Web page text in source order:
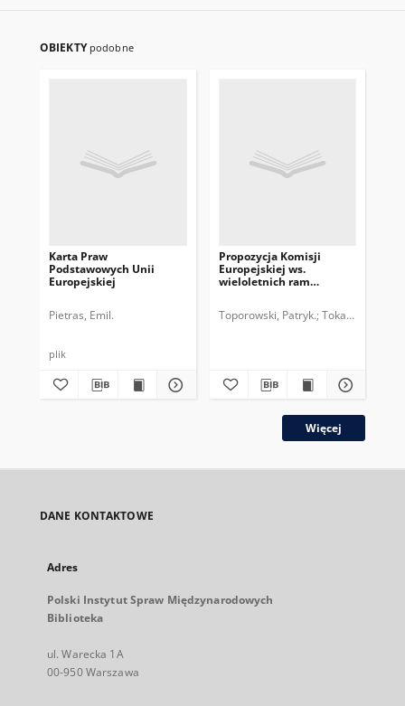
OBIEKTY podobne
Karta Praw
Podstawowych Unii
Europejskiej
Pietras, Emil.
plik
Propozycja Komisji
Europejskiej ws.
wieloletnich ram
Toporowski, Patryk. Tokarski, Paweł.
Więcej
DANE KONTAKTOWE
Adres
Polski Instytut Spraw Międzynarodowych
Biblioteka
ul. Warecka 1A
00-950 Warszawa